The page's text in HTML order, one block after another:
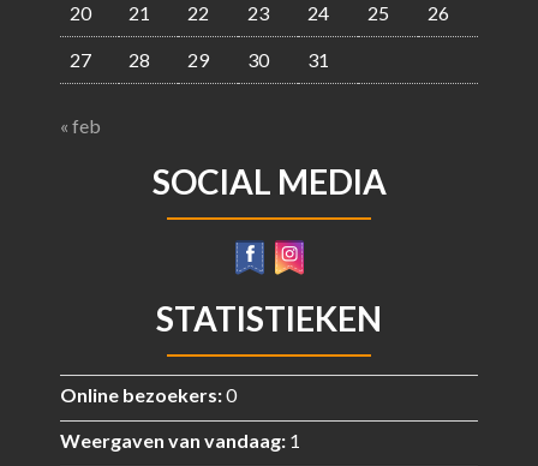
20 21 22 23 24 25 26
27 28 29 30 31
« feb
SOCIAL MEDIA
STATISTIEKEN
Online bezoekers:0
Weergaven van vandaag: 1